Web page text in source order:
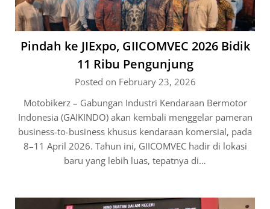
Pindah ke JIExpo, GIICOMVEC 2026 Bidik
11 Ribu Pengunjung
Posted on February 23, 2026
Motobikerz – Gabungan Industri Kendaraan Bermotor
Indonesia (GAIKINDO) akan kembali menggelar pameran
business-to-business khusus kendaraan komersial, pada
8–11 April 2026. Tahun ini, GIICOMVEC hadir di lokasi
baru yang lebih luas, tepatnya di…